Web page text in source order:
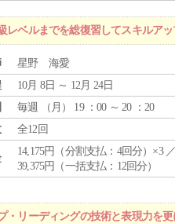
レベルまでを総復習してスキルア
星野 海愛
10月 8日 ～ 12月 24日
毎週 （ 月 ） 19 ：00 ～ 20 ：20
全12回
14,175円（分割支払：4回分）×3
39,375円（一括支払：12回分）
・リーディングの技術と表現力を